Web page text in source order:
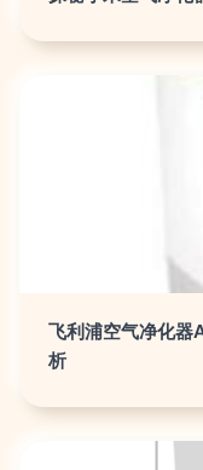
飞利浦空气净化
析